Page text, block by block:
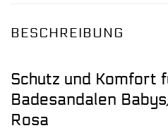
BESCHREIBUNG
Schutz und Komfort
Badesandalen
Rosa